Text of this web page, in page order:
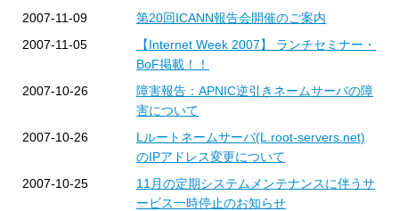
2007-11-09
第20回ICANN報告会開催のご案内
2007-11-05
【Internet Week 2007】 ランチセミナー・
BoF掲載！！
2007-10-26
障害報告：APNIC逆引きネームサーバの障
害について
2007-10-26
Lルートネームサーバ(L.root-servers.net)
のIPアドレス変更について
2007-10-25
11月の定期システムメンテナンスに伴うサ
ービス一時停止のお知らせ